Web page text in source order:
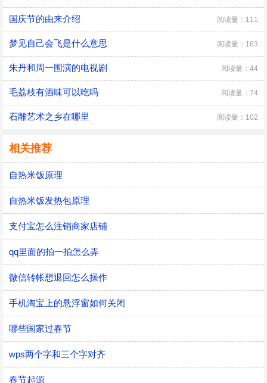
国庆节的由来介绍 阅读量：111
梦见自己会飞是什么意思 阅读量：163
朱丹和周一围演的电视剧 阅读量：44
毛荔枝有酒味可以吃吗 阅读量：74
石雕艺术之乡在哪里 阅读量：102
相关推荐
自热米饭原理
自热米饭发热包原理
支付宝怎么注销商家店铺
qq里面的拍一拍怎么弄
微信转帐想退回怎么操作
手机淘宝上的悬浮窗如何关闭
哪些国家过春节
wps两个字和三个字对齐
春节起源